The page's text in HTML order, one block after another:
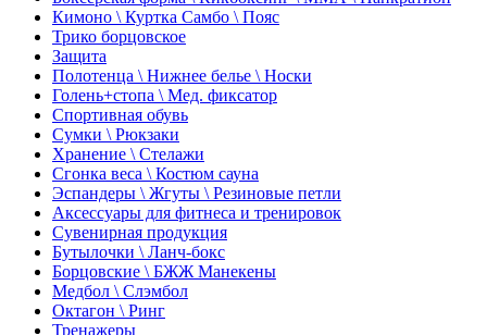
Кимоно \ Куртка Самбо \ Пояс
Трико борцовское
Защита
Полотенца \ Нижнее белье \ Носки
Голень+стопа \ Мед. фиксатор
Спортивная обувь
Сумки \ Рюкзаки
Хранение \ Стелажи
Сгонка веса \ Костюм сауна
Эспандеры \ Жгуты \ Резиновые петли
Аксессуары для фитнеса и тренировок
Сувенирная продукция
Бутылочки \ Ланч-бокс
Борцовские \ БЖЖ Манекены
Медбол \ Слэмбол
Октагон \ Ринг
Тренажеры